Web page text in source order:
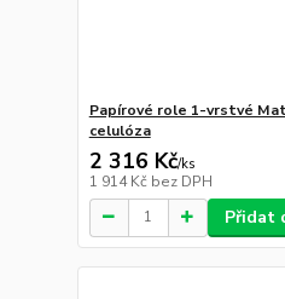
Papírové role 1-vrstvé
celulóza
2 316 Kč/ks
1 914 Kč bez DPH
Přidat